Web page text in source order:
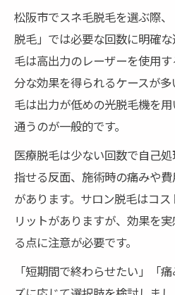
松阪市でスネ毛脱毛を選ぶ際
脱毛」では必要な回数に明確
毛は高出力のレーザーを使用
分な効果を得られるケースが
毛は出力が低めの光脱毛機を
通うのが一般的です。
医療脱毛は少ない回数で自己
指せる反面、施術時の痛みや
があります。サロン脱毛はコ
リットがありますが、効果を
る点に注意が必要です。
「短期間で終わらせたい」「